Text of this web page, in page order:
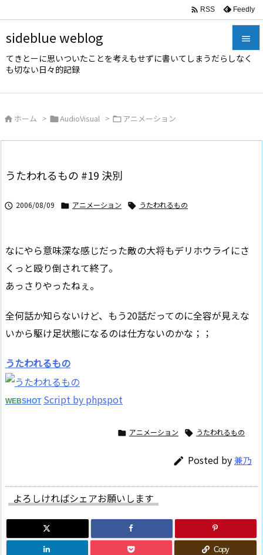
sideblue weblog
てきとーに思いついたことを考えもせずに書いてしまうだらしなく
も切ない日々的記録



 RSS Feedly
 ホーム > AudioVisual > アニメーション
うたわれるもの #19 決別
 2006/08/09  アニメーション  うたわれるもの
なにやら意味深な感じだった敵の大将もデリホウライにさ
くっと殴り倒されて終了。
あっさりやったねぇ。
全何話か知らないけど、もう20話だってのに全容が見えな
いから駆け足状態になるのは仕方ないのかな；；
うたわれるもの
WEBSHOT Script by phpspot
 アニメーション  うたわれるもの
 Posted by兼乃
よろしければシェアお願いします
Copy